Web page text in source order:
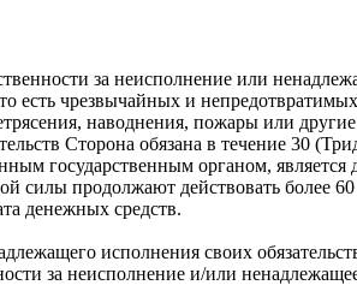
за неисполнение или
есть чрезвычайных и
наводнения, пожары или
Сторона обязана в течение 30
государственным органом,
силы продолжают действовать более
денежных средств.
исполнения своих
за неисполнение и/или